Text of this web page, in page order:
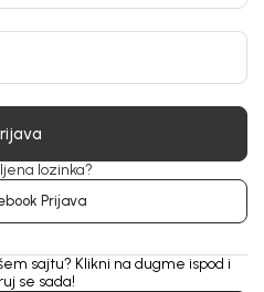
lozinka?
Prijava
sajtu? Klikni na dugme ispod i
se sada!